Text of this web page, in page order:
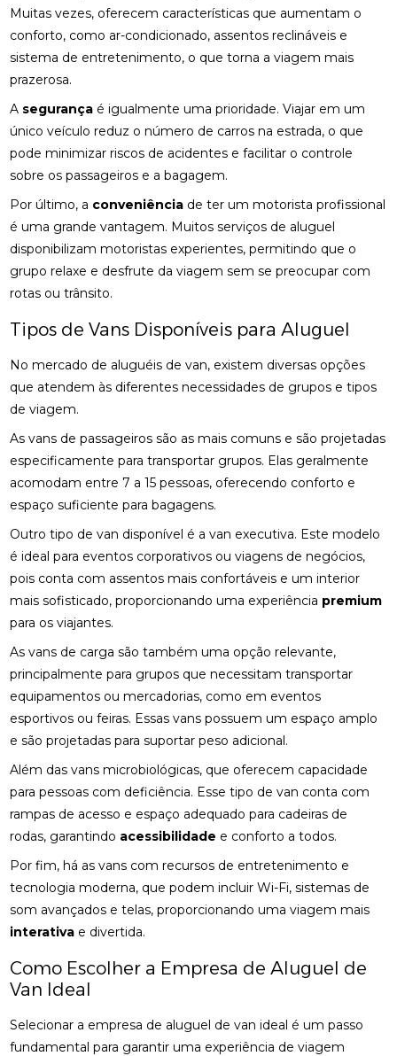
Muitas vezes, oferecem características que aumentam o
conforto, como ar-condicionado, assentos reclináveis e
sistema de entretenimento, o que torna a viagem mais
prazerosa.
A segurança é igualmente uma prioridade. Viajar em um
único veículo reduz o número de carros na estrada, o que
pode minimizar riscos de acidentes e facilitar o controle
sobre os passageiros e a bagagem.
Por último, a conveniência de ter um motorista profissional
é uma grande vantagem. Muitos serviços de aluguel
disponibilizam motoristas experientes, permitindo que o
grupo relaxe e desfrute da viagem sem se preocupar com
rotas ou trânsito.
Tipos de Vans Disponíveis para Aluguel
No mercado de aluguéis de van, existem diversas opções
que atendem às diferentes necessidades de grupos e tipos
de viagem.
As vans de passageiros são as mais comuns e são projetadas
especificamente para transportar grupos. Elas geralmente
acomodam entre 7 a 15 pessoas, oferecendo conforto e
espaço suficiente para bagagens.
Outro tipo de van disponível é a van executiva. Este modelo
é ideal para eventos corporativos ou viagens de negócios,
pois conta com assentos mais confortáveis e um interior
mais sofisticado, proporcionando uma experiência premium
para os viajantes.
As vans de carga são também uma opção relevante,
principalmente para grupos que necessitam transportar
equipamentos ou mercadorias, como em eventos
esportivos ou feiras. Essas vans possuem um espaço amplo
e são projetadas para suportar peso adicional.
Além das vans microbiológicas, que oferecem capacidade
para pessoas com deficiência. Esse tipo de van conta com
rampas de acesso e espaço adequado para cadeiras de
rodas, garantindo acessibilidade e conforto a todos.
Por fim, há as vans com recursos de entretenimento e
tecnologia moderna, que podem incluir Wi-Fi, sistemas de
som avançados e telas, proporcionando uma viagem mais
interativa e divertida.
Como Escolher a Empresa de Aluguel de
Van Ideal
Selecionar a empresa de aluguel de van ideal é um passo
fundamental para garantir uma experiência de viagem